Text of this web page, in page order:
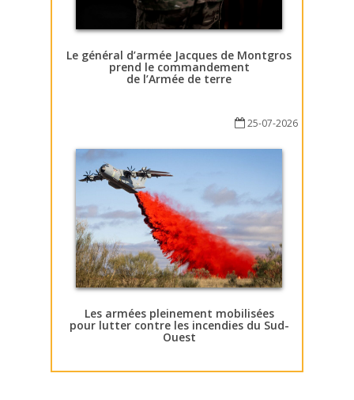
Le général d’armée Jacques de Montgros
prend le commandement
de l’Armée de terre
25-07-2026
Les armées pleinement mobilisées
pour lutter contre les incendies du Sud-
Ouest